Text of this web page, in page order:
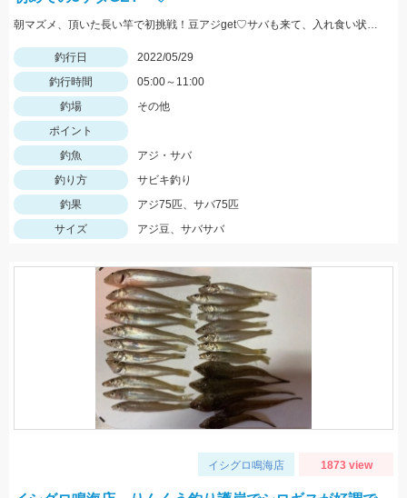
朝マズメ、頂いた長い竿で初挑戦！豆アジget♡サバも来て、入れ食い状態最高～！(笑) サイズ小さいから調理大変ですｗｗｗ
釣行日
2022/05/29
釣行時間
05:00～11:00
釣場
その他
ポイント
釣魚
アジ・サバ
釣り方
サビキ釣り
釣果
アジ75匹、サバ75匹
サイズ
アジ豆、サバサバ
イシグロ鳴海店 1873 view